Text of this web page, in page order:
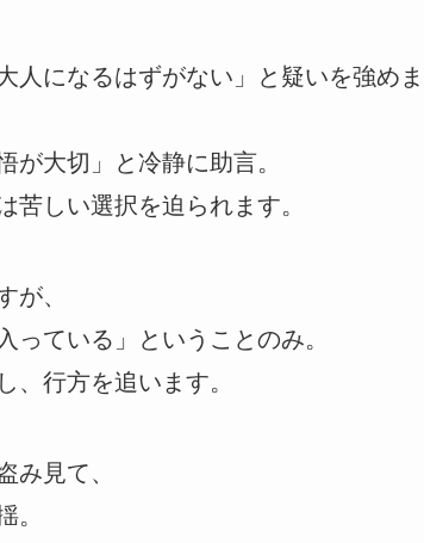
人になるはずがない」と疑いを強めま
大切」と冷静に助言。
しい選択を迫られます。
が、
ている」ということのみ。
、行方を追います。
み見て、
。